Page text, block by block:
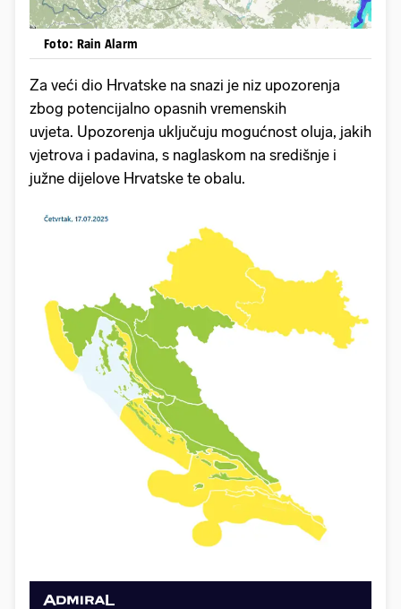
Foto: Rain Alarm
Za veći dio Hrvatske na snazi je niz upozorenja
zbog potencijalno opasnih vremenskih
uvjeta. Upozorenja uključuju mogućnost oluja, jakih
vjetrova i padavina, s naglaskom na središnje i
južne dijelove Hrvatske te obalu.